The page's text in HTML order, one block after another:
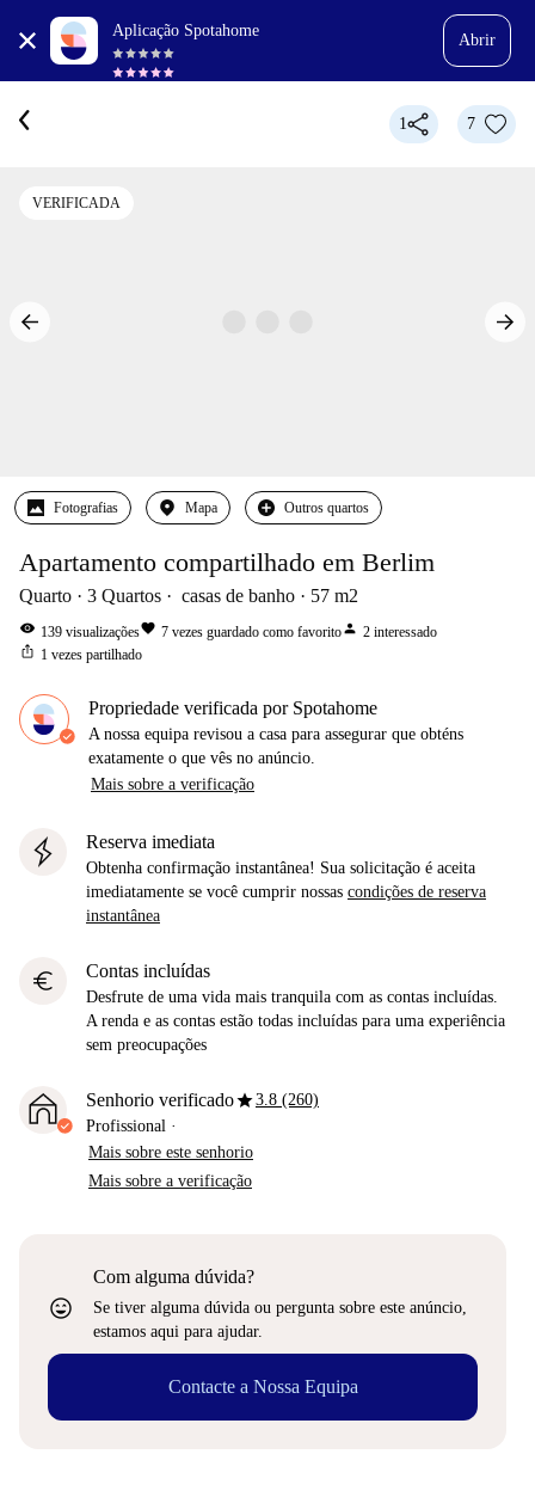
Aplicação Spotahome
Abrir
1 7
VERIFICADA
Fotografias Mapa Outros quartos
Apartamento compartilhado em Berlim
Quarto 3 Quartos casas de banho 57 m2
visibility 139 visualizaçõesfavorite 7 vezes guardado como favoritoperson 2 interessado
ios_share 1 vezes partilhado
Propriedade verificada por Spotahome
A nossa equipa revisou a casa para assegurar que obténs
exatamente o que vês no anúncio.
Mais sobre a verificação
Reserva imediata
Obtenha confirmação instantânea! Sua solicitação é aceita
imediatamente se você cumprir nossas condições de reserva
instantânea
euro Contas incluídas
Desfrute de uma vida mais tranquila com as contas incluídas.
A renda e as contas estão todas incluídas para uma experiência
sem preocupações
Senhorio verificadostar3.8 (260)
Profissional ·
Mais sobre este senhorio
Mais sobre a verificação
sentiment_very_satisfied
Com alguma dúvida?
Se tiver alguma dúvida ou pergunta sobre este anúncio,
estamos aqui para ajudar.
Contacte a Nossa Equipa